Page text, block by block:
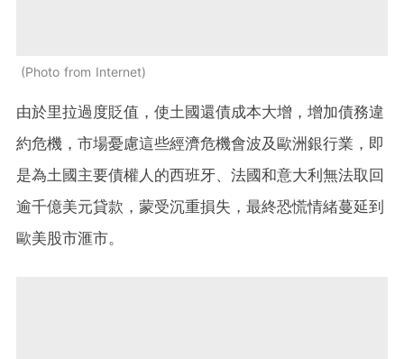
Photo from Internet
由於里拉過度貶值，使土國還債成本大增，增加債務違
約危機，市場憂慮這些經濟危機會波及歐洲銀行業，即
是為土國主要債權人的西班牙、法國和意大利無法取回
逾千億美元貸款，蒙受沉重損失，最終恐慌情緒蔓延到
歐美股市滙市。